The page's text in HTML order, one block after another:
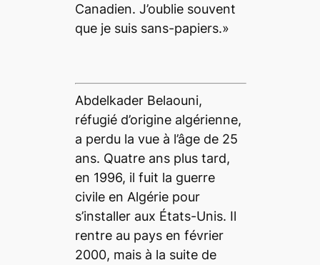
Canadien. J’oublie souvent
que je suis sans-papiers.»
Abdelkader Belaouni,
réfugié d’origine algérienne,
a perdu la vue à l’âge de 25
ans. Quatre ans plus tard,
en 1996, il fuit la guerre
civile en Algérie pour
s’installer aux États-Unis. Il
rentre au pays en février
2000, mais à la suite de